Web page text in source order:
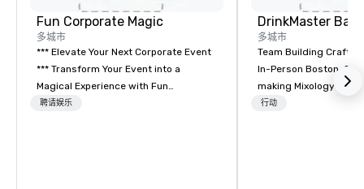
Fun Corporate Magic
多城市
*** Elevate Your Next Corporate Event
*** Transform Your Event into a
Magical Experience with Fun
Corporate Magic, a premier
聘请娱乐
多城市
Team Building Craft
In-Person Boston. Our Cocktail-
making Mixology
complete turnkey
行动